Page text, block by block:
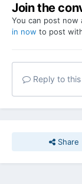
Join the
You can post now
in now to post
Reply to
Share